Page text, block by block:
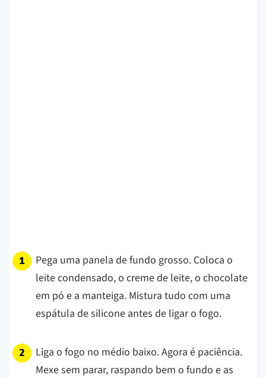
Pega uma panela de fundo grosso. Coloca o
leite condensado, o creme de leite, o chocolate
em pó e a manteiga. Mistura tudo com uma
espátula de silicone antes de ligar o fogo.
Liga o fogo no médio baixo. Agora é paciência.
Mexe sem parar, raspando bem o fundo e as